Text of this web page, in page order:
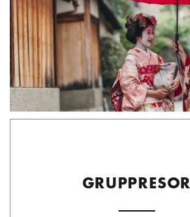
GRUPPRESOR